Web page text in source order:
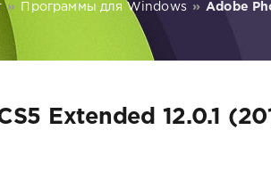
» Программы для Windows » Adobe
Extended 12.0.1